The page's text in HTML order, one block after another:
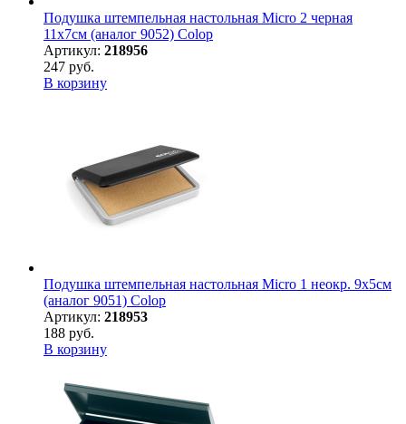
Подушка штемпельная настольная Micro 2 черная
11х7см (аналог 9052) Colop
Артикул: 218956
247 руб.
В корзину
Подушка штемпельная настольная Micro 1 неокр. 9х5см
(аналог 9051) Colop
Артикул: 218953
188 руб.
В корзину